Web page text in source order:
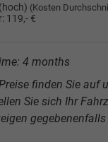
(Kosten
119,- €
4 months
finden Sie auf
Sie sich Ihr